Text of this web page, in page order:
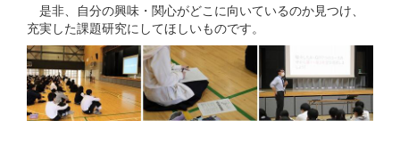
是非、自分の興味・関心がどこに向いているのか見つけ、
充実した課題研究にしてほしいものです。